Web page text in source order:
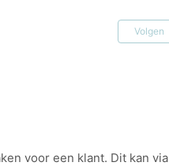
Volgen
voor een klant. Dit kan via